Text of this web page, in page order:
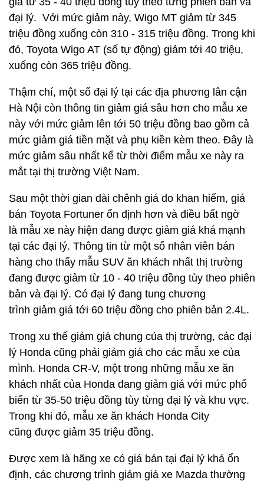
đại lý. Với mức giảm này, Wigo MT giảm từ 345
triệu đồng xuống còn 310 - 315 triệu đồng. Trong khi
đó, Toyota Wigo AT (số tự động) giảm tới 40 triệu,
xuống còn 365 triệu đồng.
Thậm chí, một số đại lý tại các địa phương lân cận
Hà Nội còn thông tin giảm giá sâu hơn cho mẫu xe
này với mức giảm lên tới 50 triệu đồng bao gồm cả
mức giảm giá tiền mặt và phụ kiền kèm theo. Đây là
mức giảm sâu nhất kể từ thời điểm mẫu xe này ra
mắt tại thị trường Việt Nam.
Sau một thời gian dài chênh giá do khan hiếm, giá
bán Toyota Fortuner ổn định hơn và điều bất ngờ
là mẫu xe này hiện đang được giảm giá khá mạnh
tại các đại lý. Thông tin từ một số nhân viên bán
hàng cho thấy mẫu SUV ăn khách nhất thị trường
đang được giảm từ 10 - 40 triệu đồng tùy theo phiên
bản và đại lý. Có đại lý đang tung chương
trình giảm giá tới 60 triệu đồng cho phiên bản 2.4L.
Trong xu thế giảm giá chung của thị trường, các đại
lý Honda cũng phải giảm giá cho các mẫu xe của
mình. Honda CR-V, một trong những mẫu xe ăn
khách nhất của Honda đang giảm giá với mức phổ
biến từ 35-50 triệu đồng tùy từng đại lý và khu vực.
Trong khi đó, mẫu xe ăn khách Honda City
cũng được giảm 35 triệu đồng.
Được xem là hãng xe có giá bán tại đại lý khá ổn
định, các chương trình giảm giá xe Mazda thường